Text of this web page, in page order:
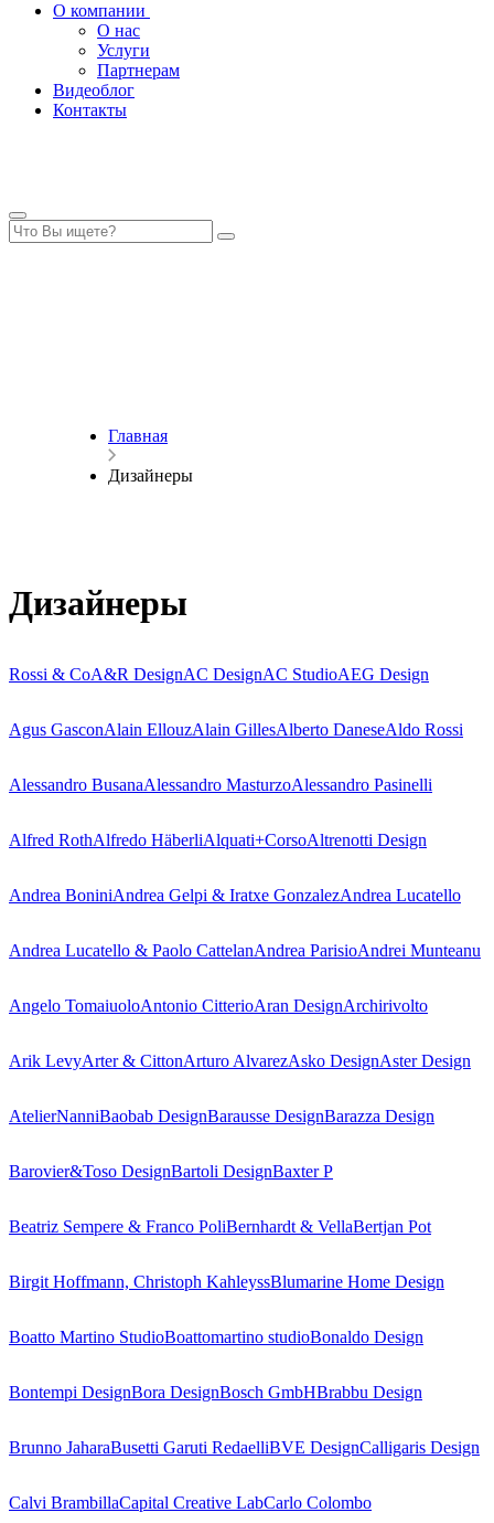
О компании
О нас
Услуги
Партнерам
Видеоблог
Контакты
Главная
Дизайнеры
Дизайнеры
Rossi & CoA&R DesignAC DesignAC StudioAEG Design
Agus GasconAlain EllouzAlain GillesAlberto DaneseAldo Rossi
Alessandro BusanaAlessandro MasturzoAlessandro Pasinelli
Alfred RothAlfredo HäberliAlquati+CorsoAltrenotti Design
Andrea BoniniAndrea Gelpi & Iratxe GonzalezAndrea Lucatello
Andrea Lucatello & Paolo CattelanAndrea ParisioAndrei Munteanu
Angelo TomaiuoloAntonio CitterioAran DesignArchirivolto
Arik LevyArter & CittonArturo AlvarezAsko DesignAster Design
AtelierNanniBaobab DesignBarausse DesignBarazza Design
Barovier&Toso DesignBartoli DesignBaxter P
Beatriz Sempere & Franco PoliBernhardt & VellaBertjan Pot
Birgit Hoffmann, Christoph KahleyssBlumarine Home Design
Boatto Martino StudioBoattomartino studioBonaldo Design
Bontempi DesignBora DesignBosch GmbHBrabbu Design
Brunno JaharaBusetti Garuti RedaelliBVE DesignCalligaris Design
Calvi BrambillaCapital Creative LabCarlo Colombo